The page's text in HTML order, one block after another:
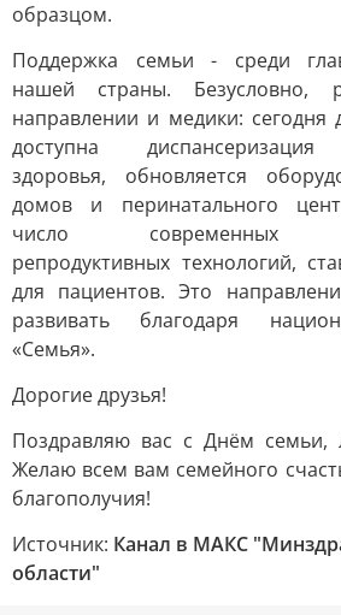
образцом.
Поддержка семьи - среди
нашей страны. Безусловно,
направлении и медики:
доступна диспансеризация
здоровья, обновляется
домов и перинатального
число современных
репродуктивных технологий,
для пациентов. Это
развивать благодаря
«Семья».
Дорогие друзья!
Поздравляю вас с Днём семьи,
Желаю всем вам семейного
благополучия!
Источник: Канал в МАКС
области"